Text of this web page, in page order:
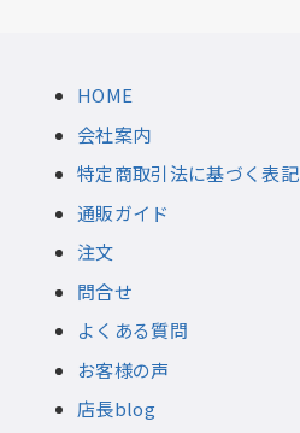
HOME
会社案内
特定商取引法に基づく表記
通販ガイド
注文
問合せ
よくある質問
お客様の声
店長blog